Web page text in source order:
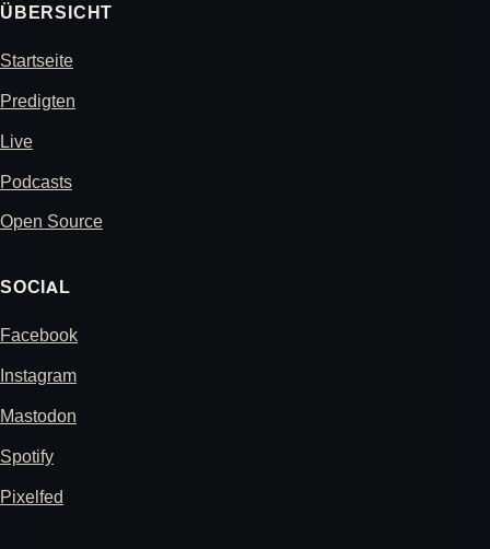
ÜBERSICHT
Startseite
Predigten
Live
Podcasts
Open Source
SOCIAL
Facebook
Instagram
Mastodon
Spotify
Pixelfed